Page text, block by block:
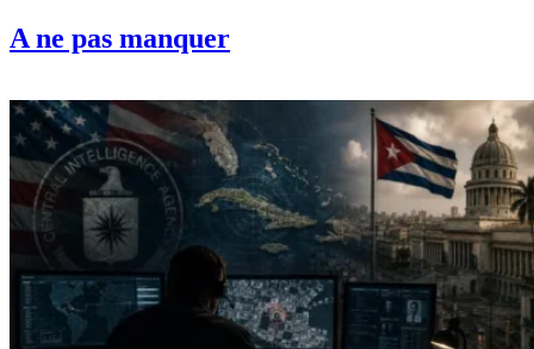
A ne pas manquer